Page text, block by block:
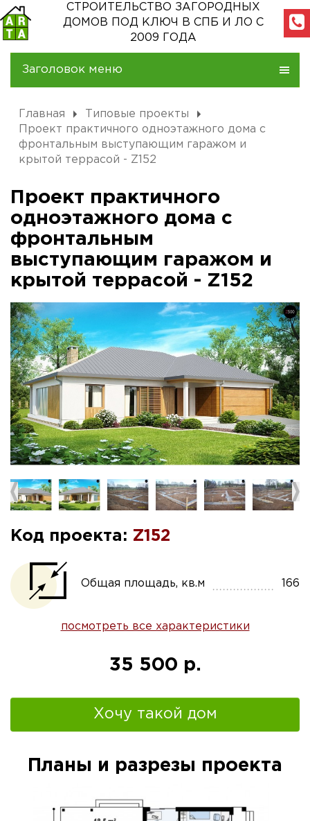
СТРОИТЕЛЬСТВО ЗАГОРОДНЫХ
ДОМОВ
ПОД КЛЮЧ В СПБ И ЛО С
2009 ГОДА
Заголовок меню
Главная
Типовые проекты
Проект практичного одноэтажного дома с
фронтальным выступающим гаражом и
крытой террасой - Z152
Проект практичного
одноэтажного дома с
фронтальным
выступающим гаражом и
крытой террасой - Z152
Код проекта: Z152
Общая площадь, кв.м 166
посмотреть все характеристики
35 500 р.
Хочу такой дом
Планы и разрезы проекта